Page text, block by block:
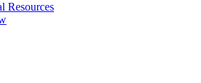
Resources